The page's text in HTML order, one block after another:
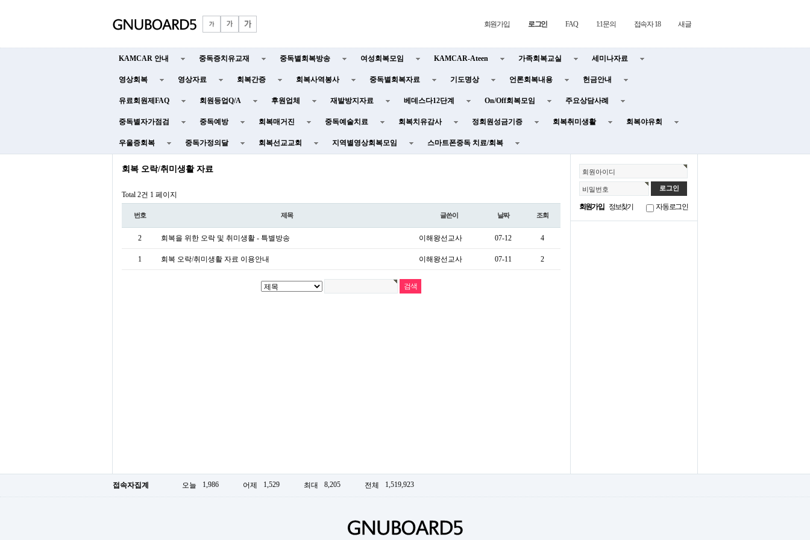
회원가입 로그인 FAQ 1:1문의 접속자 18 새글
KAMCAR 안내 중독증치유교재 중독별회복방송 여성회복모임 KAMCAR-Ateen 가족회복교실 세미나자료
영상회복 영상자료 회복간증 회복사역봉사 중독별회복자료 기도명상 언론회복내용 헌금안내
유료회원제FAQ 회원등업Q/A 후원업체 재발방지자료 베데스다12단계 On/Off회복모임 주요상담사례
중독별자가점검 중독예방 회복매거진 중독예술치료 회복치유감사 정회원성금기증 회복취미생활 회복야유회
우울증회복 중독가정의달 회복선교교회 지역별영상회복모임 스마트폰중독 치료/회복
회원아이디
비밀번호
회원가입 정보찾기 자동로그인
회복 오락/취미생활 자료
Total 2건 1 페이지
번호 제목 글쓴이 날짜 조회
2 회복을 위한 오락 및 취미생활 - 특별방송 이해왕선교사 07-12 4
1 회복 오락/취미생활 자료 이용안내 이해왕선교사 07-11 2
접속자집계 오늘 1,986 어제 1,529 최대 8,205 전체 1,519,923